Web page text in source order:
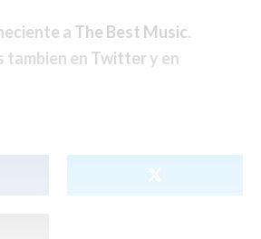
a The Best Music.
tambien en Twittery en